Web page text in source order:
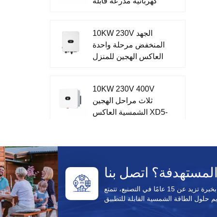
10KW 230V الجهد
المنخفض مرحلة واحدة
العاكس الهجين للمنزل
10KW 230V 400V
ثلاث مراحل الهجين
الشمسية العاكس XD5-
51.2V تخزين الطاقة
نظام واحد XD3-6KTL-
AIO
CFE PVG3 Pro الكل
في واحد خارج الشبكة
باعتبارها شركة مصنعة لمنتجات الطاقة الشمسية تتمتع بخبرة تزيد عن 15 عامًا في التصنيع، تتمتع Enecell بخبرة